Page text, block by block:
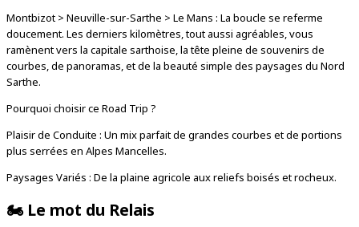
Montbizot > Neuville-sur-Sarthe > Le Mans : La boucle se referme
doucement. Les derniers kilomètres, tout aussi agréables, vous
ramènent vers la capitale sarthoise, la tête pleine de souvenirs de
courbes, de panoramas, et de la beauté simple des paysages du Nord
Sarthe.
Pourquoi choisir ce Road Trip ?
Plaisir de Conduite : Un mix parfait de grandes courbes et de portions
plus serrées en Alpes Mancelles.
Paysages Variés : De la plaine agricole aux reliefs boisés et rocheux.
🏍️Le mot du Relais